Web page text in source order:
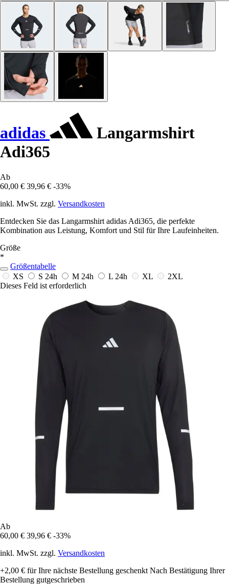
adidas
Langarmshirt
Adi365
Ab
60,00 € 39,96 € -33%
inkl. MwSt. zzgl. Versandkosten
Entdecken Sie das Langarmshirt adidas Adi365, die perfekte
Kombination aus Leistung, Komfort und Stil für Ihre Laufeinheiten.
Größe
*
Größentabelle
XS
S 24h M 24h L 24h XL
2XL
Dieses Feld ist erforderlich
Ab
60,00 € 39,96 € -33%
inkl. MwSt. zzgl. Versandkosten
+2,00 € für Ihre nächste Bestellung geschenkt Nach Bestätigung Ihrer
Bestellung gutgeschrieben